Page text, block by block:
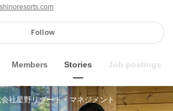
Follow
Members Stories Job postings
社星野リゾート・マネジメント